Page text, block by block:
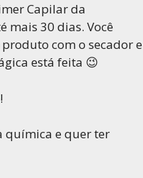
Capilar da
mais 30 dias. Você
com o secador e
está feita 😉
!
química e quer ter